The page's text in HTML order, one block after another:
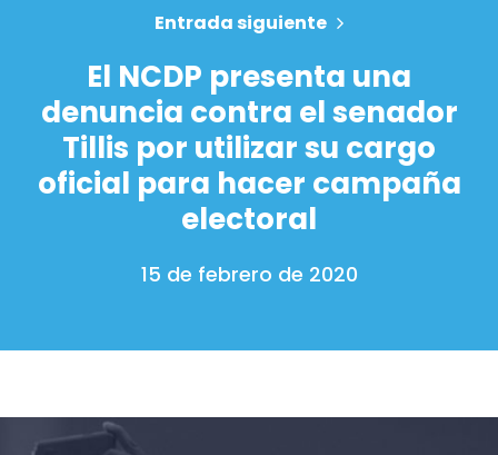
Entrada siguiente
El NCDP presenta una
denuncia contra el senador
Tillis por utilizar su cargo
oficial para hacer campaña
electoral
15 de febrero de 2020